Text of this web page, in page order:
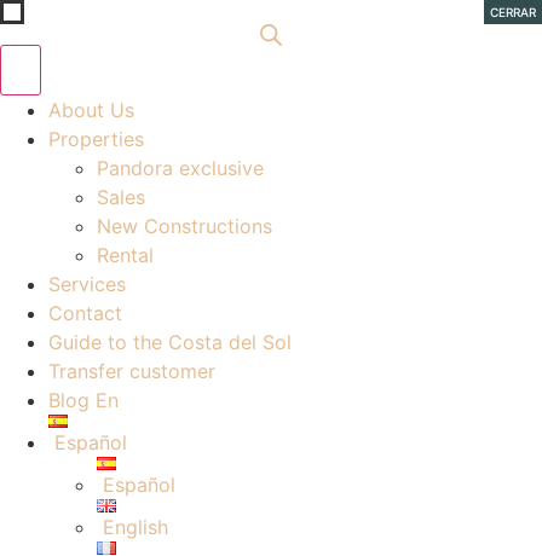
al
About Us
Properties
Pandora exclusive
Sales
New Constructions
Rental
Services
Contact
Guide to the Costa del Sol
Transfer customer
Blog En
Español
Español
English
CERRAR